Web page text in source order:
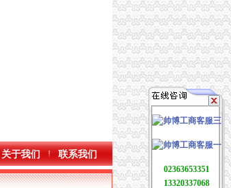
关于我们 联系我们
02363653351
13320337068